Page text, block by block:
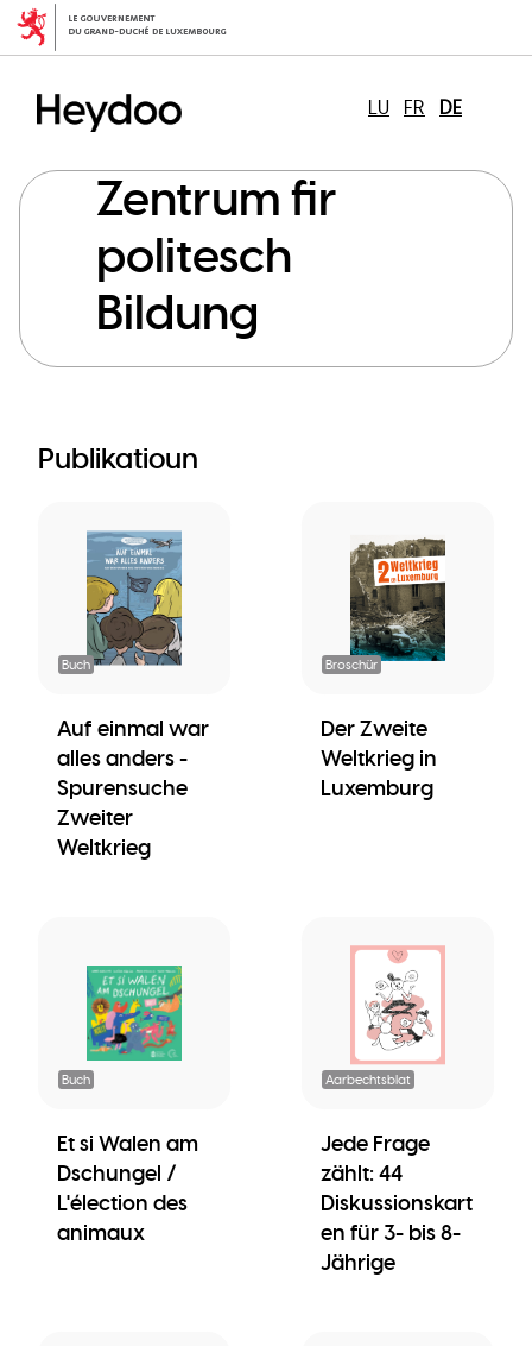
Direkt
zum
LU
FR DE
Zentrum fir
politesch
Bildung
Publikatioun
Buch
Auf einmal war
alles anders -
Spurensuche
Zweiter
Weltkrieg
Broschür
Der Zweite
Weltkrieg in
Luxemburg
Buch
Et si Walen am
Dschungel /
L'élection des
animaux
Aarbechtsblat
Jede Frage
zählt: 44
Diskussionskart
en für 3- bis 8-
Jährige